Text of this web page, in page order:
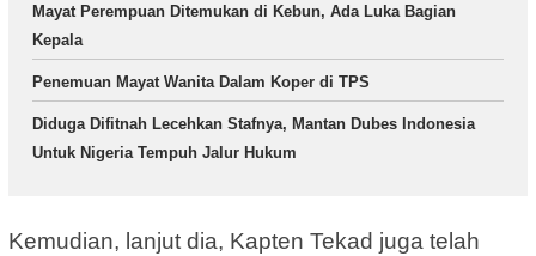
Mayat Perempuan Ditemukan di Kebun, Ada Luka Bagian
Kepala
Penemuan Mayat Wanita Dalam Koper di TPS
Diduga Difitnah Lecehkan Stafnya, Mantan Dubes Indonesia
Untuk Nigeria Tempuh Jalur Hukum
Kemudian, lanjut dia, Kapten Tekad juga telah